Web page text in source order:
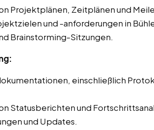
Projektplänen, Zeitplänen und
und -anforderungen in
Brainstorming-Sitzungen.
einschließlich
Statusberichten und
und Updates.